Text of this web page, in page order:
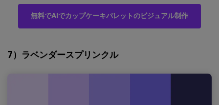
無料でAIでカップケーキパレットのビジュアル制作
7）ラベンダースプリンクル